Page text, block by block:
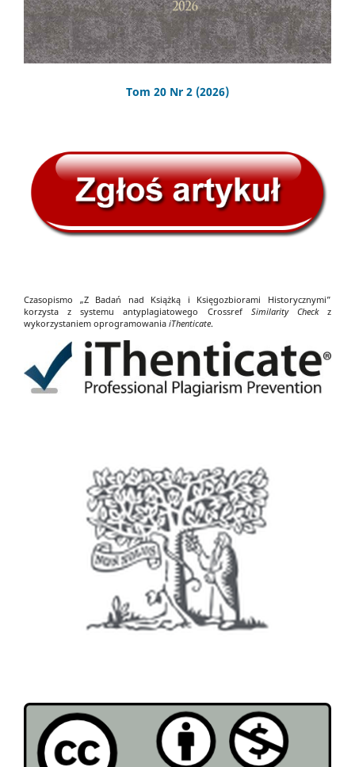
Tom 20 Nr 2 (2026)
Czasopismo „Z Badań nad Książką i Księgozbiorami Historycznymi”
korzysta z systemu antyplagiatowego Crossref Similarity Checkz
wykorzystaniem oprogramowania iThenticate.